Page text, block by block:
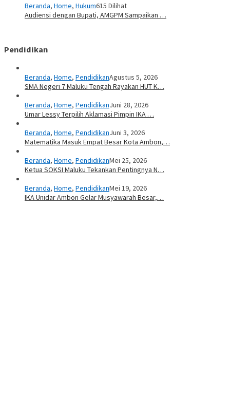
Beranda, Home, Hukum615 Dilihat
Audiensi dengan Bupati, AMGPM Sampaikan …
Pendidikan
Beranda, Home, PendidikanAgustus 5, 2026
SMA Negeri 7 Maluku Tengah Rayakan HUT K…
Beranda, Home, PendidikanJuni 28, 2026
Umar Lessy Terpilih Aklamasi Pimpin IKA …
Beranda, Home, PendidikanJuni 3, 2026
Matematika Masuk Empat Besar Kota Ambon,…
Beranda, Home, PendidikanMei 25, 2026
Ketua SOKSI Maluku Tekankan Pentingnya N…
Beranda, Home, PendidikanMei 19, 2026
IKA Unidar Ambon Gelar Musyawarah Besar,…